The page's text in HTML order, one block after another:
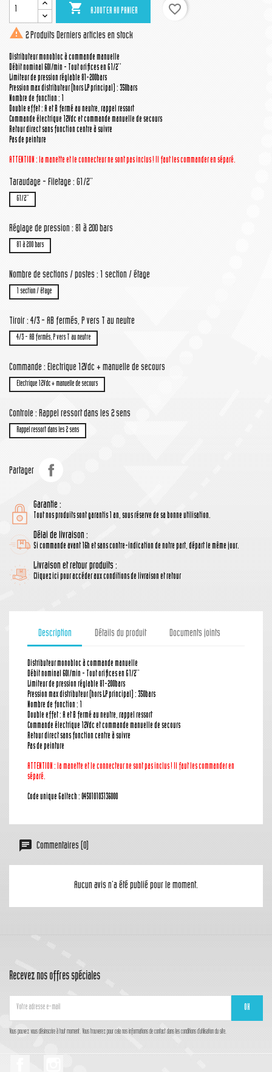
 AJOUTER AU PANIER
favorite_border
 2 Produits Derniers articles en stock
Distributeur monobloc à commande manuelle
Débit nominal 60l/min - Tout orifices en G1/2''
Limiteur de pression réglable 81-200bars
Pression max distributeur (hors LP principal) : 350bars
Nombre de fonction : 1
Double effet : A et B fermé au neutre, rappel ressort
Commande électrique 12Vdc et commande manuelle de secours
Retour direct sans fonction centre à suivre
Pas de peinture
ATTENTION : la manette et le connecteurne sont pas inclus ! Il faut les commander en séparé.
Taraudage - Filetage : G1/2''
G1/2''
Réglage de pression : 81 à 200 bars
81 à 200 bars
Nombre de sections / postes : 1 section / étage
1 section / étage
Tiroir : 4/3 - AB fermés, P vers T au neutre
4/3 - AB fermés, P vers T au neutre
Commande : Electrique 12Vdc + manuelle de secours
Electrique 12Vdc + manuelle de secours
Controle : Rappel ressort dans les 2 sens
Rappel ressort dans les 2 sens
Partager
Garantie :
Tout nos produits sont garantis 1 an, sous réserve de sa bonne utilisation.
Délai de livraison :
Si commande avant 16h et sans contre-indication de notre part, départ le même jour.
Livraison et retour produits :
Cliquez ici pour accéder aux conditions de livraison et retour
Description Détails du produit Documents joints
Distributeur monobloc à commande manuelle
Débit nominal 60l/min - Tout orifices en G1/2''
Limiteur de pression réglable 81-200bars
Pression max distributeur (hors LP principal) : 350bars
Nombre de fonction : 1
Double effet : A et B fermé au neutre, rappel ressort
Commande électrique 12Vdc et commande manuelle de secours
Retour direct sans fonction centre à suivre
Pas de peinture
ATTENTION : la manette et le connecteurne sont pas inclus ! Il faut les commander en
séparé.
Code unique Galtech : 045010103136000
Commentaires (0)
Aucun avis n'a été publié pour le moment.
Recevez nos offres spéciales
Vous pouvez vous désinscrire à tout moment. Vous trouverez pour cela nos informations de contact dans les conditions d'utilisation du site.